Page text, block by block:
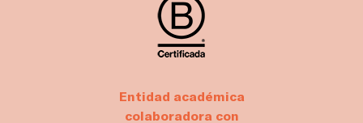
Entidad académica
colaboradora con